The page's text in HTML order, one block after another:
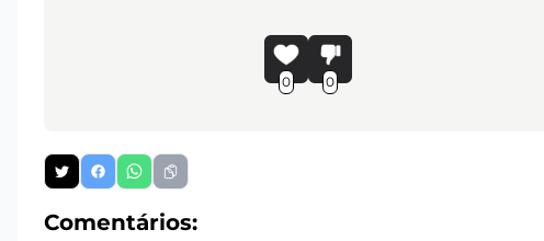
0 0
Comentários: